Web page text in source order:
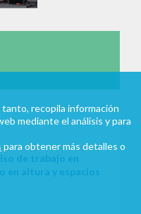
de trabajo en
en altura y espacios
recopila información
mediante el análisis y para
para obtener más detalles o